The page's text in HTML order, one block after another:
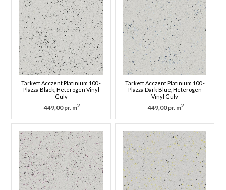
Tarkett Acczent Platinium 100 -
Plazza Black, Heterogen Vinyl
Gulv
449,00 pr. m2
Tarkett Acczent Platinium 100 -
Plazza Dark Blue, Heterogen
Vinyl Gulv
449,00 pr. m2